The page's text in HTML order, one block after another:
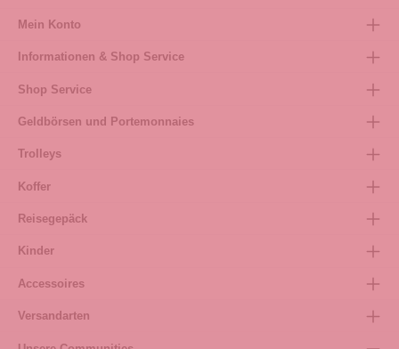
Mein Konto
Informationen & Shop Service
Shop Service
Geldbörsen und Portemonnaies
Trolleys
Koffer
Reisegepäck
Kinder
Accessoires
Versandarten